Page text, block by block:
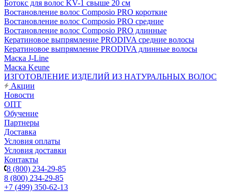
Ботокс для волос KV-1 свыше 20 см
Востановление волос Composio PRO короткие
Востановление волос Composio PRO средние
Востановление волос Composio PRO длинные
Кератиновое выпрямление PRODIVA средние волосы
Кератиновое выпрямление PRODIVA длинные волосы
Маска J-Line
Маска Keune
ИЗГОТОВЛЕНИЕ ИЗДЕЛИЙ ИЗ НАТУРАЛЬНЫХ ВОЛОС
Акции
Новости
ОПТ
Обучение
Партнеры
Доставка
Условия оплаты
Условия доставки
Контакты
8 (800) 234-29-85
8 (800) 234-29-85
+7 (499) 350-62-13